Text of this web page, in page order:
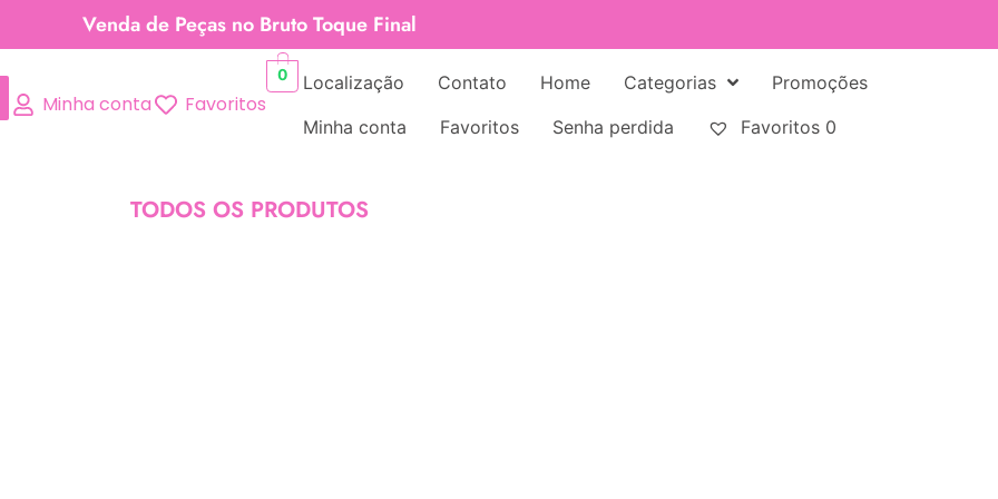
Venda de Peças no Bruto Toque Final
Minha conta Favoritos
0 Localização Contato Home Categorias
Promoções
Minha conta
Favoritos Senha perdida Favoritos 0
TODOS OS PRODUTOS